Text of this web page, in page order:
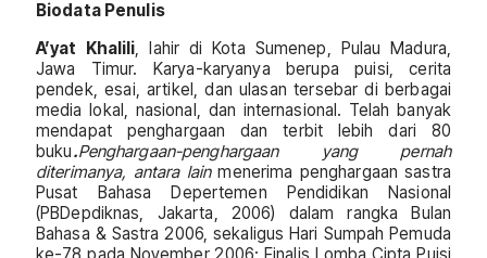
Biodata Penulis
A’yat Khalili , lahir di Kota Sumenep, Pulau Madura,
Jawa Timur. Karya-karyanya berupa puisi, cerita
pendek, esai, artikel, dan ulasan tersebar di berbagai
media lokal, nasional, dan internasional. Telah banyak
mendapat penghargaan dan terbit lebih dari 80
buku.Penghargaan-penghargaan yang pernah
diterimanya, antara lainmenerima penghargaan sastra
Pusat Bahasa Depertemen Pendidikan Nasional
(PBDepdiknas, Jakarta, 2006) dalam rangka Bulan
Bahasa & Sastra 2006, sekaligus Hari Sumpah Pemuda
ke-78 pada November 2006; Finalis Lomba Cipta Puisi